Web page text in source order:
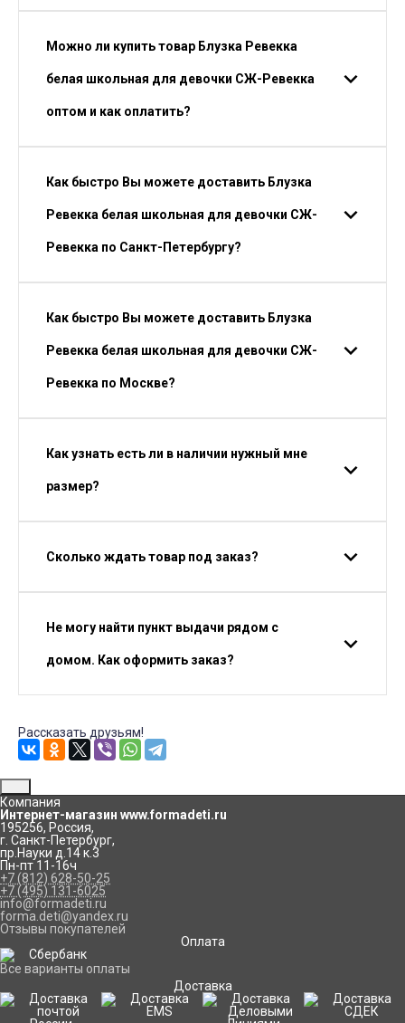
Можно ли купить товар Блузка Ревекка
белая школьная для девочки СЖ-Ревекка
оптом и как оплатить?
Как быстро Вы можете доставить Блузка
Ревекка белая школьная для девочки СЖ-
Ревекка по Санкт-Петербургу?
Как быстро Вы можете доставить Блузка
Ревекка белая школьная для девочки СЖ-
Ревекка по Москве?
Как узнать есть ли в наличии нужный мне
размер?
Сколько ждать товар под заказ?
Не могу найти пункт выдачи рядом с
домом. Как оформить заказ?
Рассказать друзьям!
Компания
Интернет-магазин www.formadeti.ru
195256, Россия,
г. Санкт-Петербург,
пр.Науки д.14 к.3
Пн-пт 11-16ч
+7 (812) 628-50-25
+7 (495) 131-6025
info@formadeti.ru
forma.deti@yandex.ru
Отзывы покупателей
Оплата
Все варианты оплаты
Доставка